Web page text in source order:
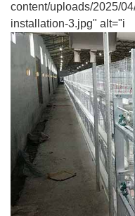
content/uploads/2025/
installation-3.jpg" alt="i